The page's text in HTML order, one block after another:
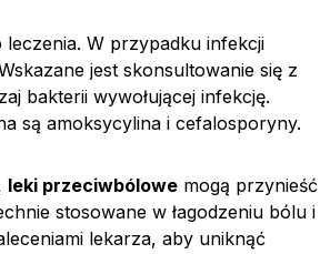
W przypadku infekcji
jest skonsultowanie się z
bakterii wywołującej infekcję.
są amoksycylina i cefalosporyny.
leki przeciwbólowe mogą przynieść
stosowane w łagodzeniu bólu i
lekarza, aby uniknąć